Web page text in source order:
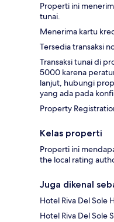
Properti ini
tunai.
Menerima kartu
Tersedia transaksi
Transaksi tunai di
5000 karena
lanjut, hubungi
yang ada pada
Property
Kelas properti
Properti ini
the local rating
Juga dikenal
Hotel Riva Del Sole
Hotel Riva Del Sole